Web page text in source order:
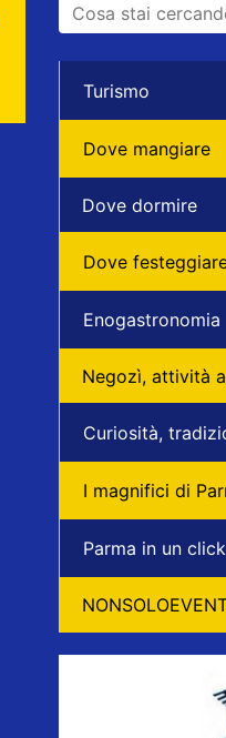
Turismo
Dove mangiare
Dove dormire
Dove
Enogastronomia
Negozì, attività
Curiosità,
I magnifici di
Parma in un click